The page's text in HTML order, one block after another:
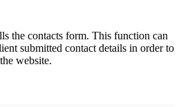
the contacts form. This function can
submitted contact details in order to
website.